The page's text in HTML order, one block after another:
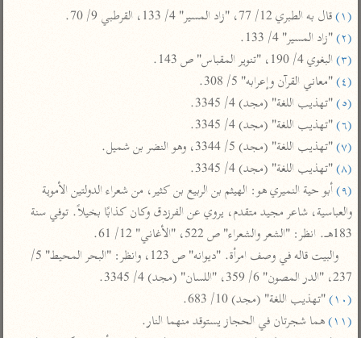
تفسير الثعلبي
الكشاف للزمخشري
تفسير ابن أبي حاتم
اشترك لتصلك أخبار مشاريعنا
اشترك
راسلنا •تليجرام • تويتر
تعليمات•عن الباحث القرآني
(١)
قال به الطبري 12/ 77، "زاد المسير" 4/ 133، القرطبي 9/ 70.
(٢)
"زاد المسير" 4/ 133.
(٣)
البغوي 4/ 190، "تنوير المقباس" ص 143.
(٤)
"معاني القرآن وإعرابه" 5/ 308.
(٥)
"تهذيب اللغة" (مجد) 4/ 3345.
(٦)
"تهذيب اللغة" (مجد) 4/ 3345.
(٧)
"تهذيب اللغة" (مجد) 5/ 3344، وهو النضر بن شميل.
(٨)
"تهذيب اللغة" (مجد) 4/ 3345.
(٩)
183هـ. انظر: "الشعر والشعراء" ص 522، "الأغاني" 12/ 61.
237، "الدر المصون" 6/ 359، "اللسان" (مجد) 4/ 3345.
(١٠)
"تهذيب اللغة" (مجد) 10/ 683.
(١١)
هما شجرتان في الحجاز يستوقد منهما النار.